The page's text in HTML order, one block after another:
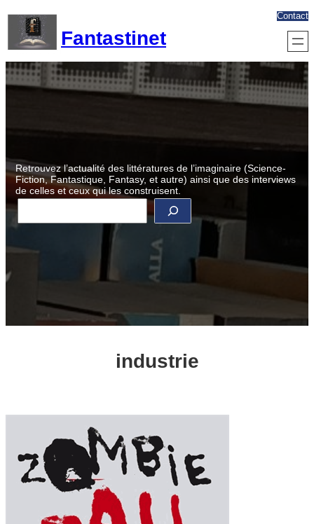
contenu
Fantastinet
Contact
Retrouvez l’actualité des littératures de l’imaginaire (Science-
Fiction, Fantastique, Fantasy, et autre) ainsi que des interviews
de celles et ceux qui les construisent.
R
e
c
e
industrie